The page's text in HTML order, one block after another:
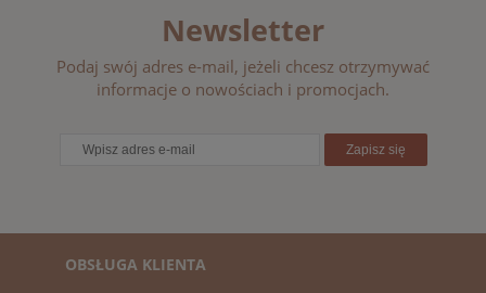
Newsletter
Podaj swój adres e-mail, jeżeli chcesz otrzymywać
informacje o nowościach i promocjach.
Zapisz się
OBSŁUGA KLIENTA